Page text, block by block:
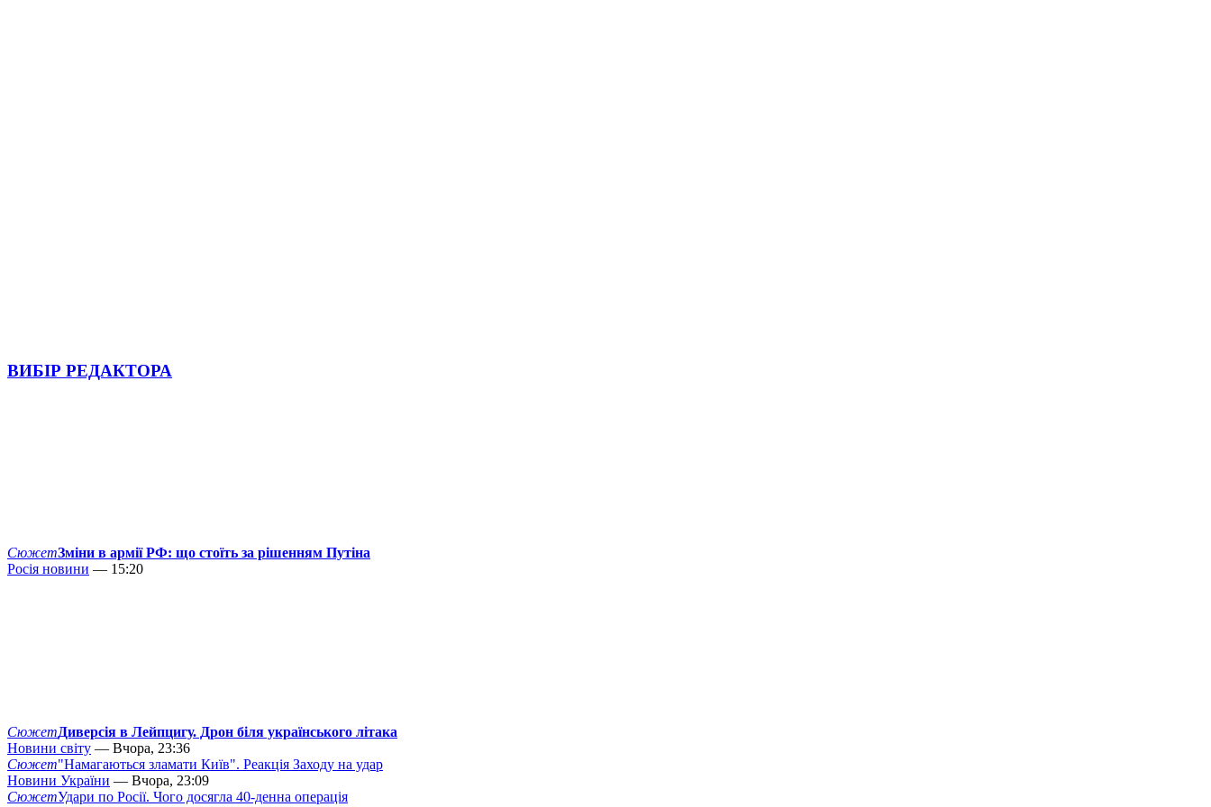
ВИБІР РЕДАКТОРА
СюжетЗміни в армії РФ: що стоїть за рішенням Путіна
Росія новини — 15:20
СюжетДиверсія в Лейпцигу. Дрон біля українського літака
Новини світу — Вчора, 23:36
Сюжет"Намагаються зламати Київ". Реакція Заходу на удар
Новини України — Вчора, 23:09
СюжетУдари по Росії. Чого досягла 40-денна операція